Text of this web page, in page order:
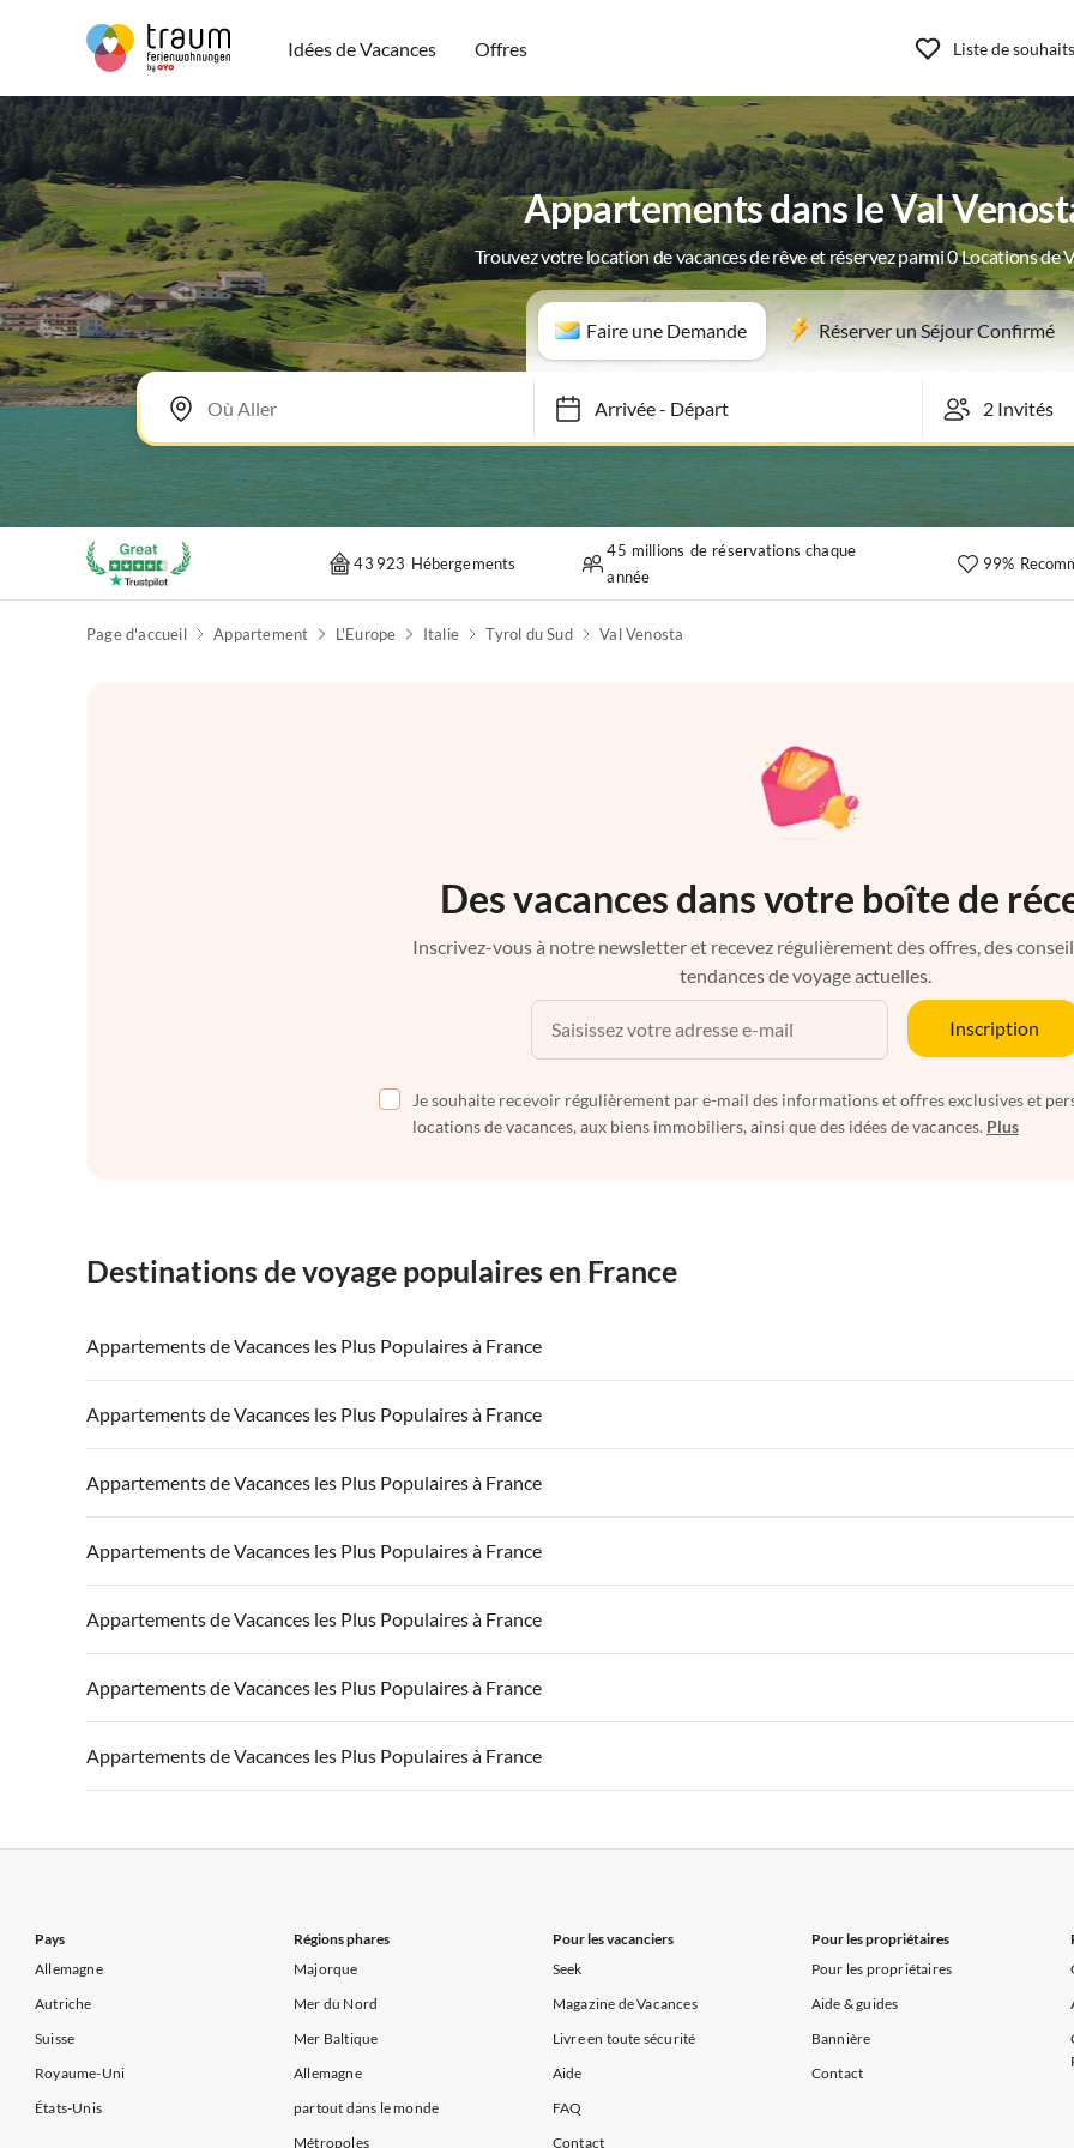
Idées de Vacances Offres Liste de souhaits
Appartements dans le Val
Trouvez votre location de vacances de rêve et réservez parmi 0 Locations de
Faire une Demande Réserver un Séjour Confirmé
Arrivée-Départ
43 923 Hébergements
45 millions de réservations chaque
année
99%
Page d'accueil Appartement L'Europe Italie Tyrol du Sud Val Venosta
Des vacances dans votre boîte de
Inscrivez-vous à notre newsletter et recevez régulièrement des offres, des
tendances de voyage actuelles.
Inscription
Je souhaite recevoir régulièrement par e-mail des informations et offres exclusives et
locations de vacances, aux biens immobiliers, ainsi que des idées de vacances. Plus
Destinations de voyage populaires en France
Appartements de Vacances les Plus Populaires à France
Appartements de Vacances à France Appartements de Vacances à Paris-Ile de France
Appartements de Vacances à Côte atlantique Appartements de Vacances à la Normandie Appartements de Vacances à Sud de la
Appartements de Vacances à Côte d'Azur
Appartements de Vacances les Plus Populaires à France
Appartements de Vacances à France Appartements de Vacances à Paris-Ile de France
Appartements de Vacances à Côte atlantique Appartements de Vacances à la Normandie Appartements de Vacances à Sud de la
Appartements de Vacances à Côte d'Azur
Appartements de Vacances les Plus Populaires à France
Appartements de Vacances à France Appartements de Vacances à Paris-Ile de France
Appartements de Vacances à Côte atlantique Appartements de Vacances à la Normandie Appartements de Vacances à Sud de la
Appartements de Vacances à Côte d'Azur
Appartements de Vacances les Plus Populaires à France
Appartements de Vacances à France Appartements de Vacances à Paris-Ile de France
Appartements de Vacances à Côte atlantique Appartements de Vacances à la Normandie Appartements de Vacances à Sud de la
Appartements de Vacances à Côte d'Azur
Appartements de Vacances les Plus Populaires à France
Appartements de Vacances à France Appartements de Vacances à Paris-Ile de France
Appartements de Vacances à Côte atlantique Appartements de Vacances à la Normandie Appartements de Vacances à Sud de la
Appartements de Vacances à Côte d'Azur
Appartements de Vacances les Plus Populaires à France
Appartements de Vacances à France Appartements de Vacances à Paris-Ile de France
Appartements de Vacances à Côte atlantique Appartements de Vacances à la Normandie Appartements de Vacances à Sud de la
Appartements de Vacances les Plus Populaires à France
Pays
Allemagne
Autriche
Suisse
Royaume-Uni
États-Unis
Régions phares
Majorque
Mer du Nord
Mer Baltique
Allemagne
partout dans le monde
Métropoles
Pour les vacanciers
Seek
Magazine de Vacances
Livre en toute sécurité
Aide
FAQ
Contact
Pour les propriétaires
Pour les propriétaires
Aide & guides
Bannière
Contact